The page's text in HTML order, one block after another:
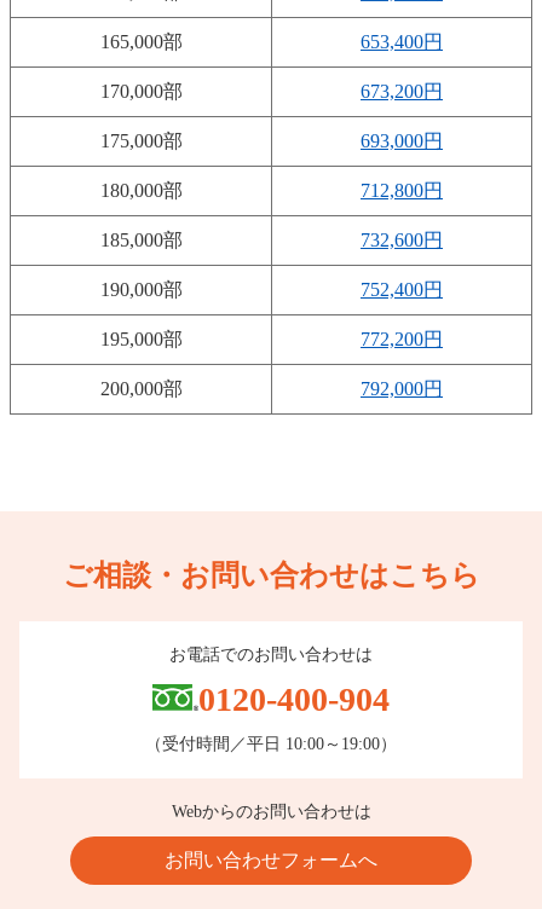
165,000部 653,400円
170,000部 673,200円
175,000部 693,000円
180,000部 712,800円
185,000部 732,600円
190,000部 752,400円
195,000部 772,200円
200,000部 792,000円
ご相談・お問い合わせはこちら
お電話でのお問い合わせは
0120-400-904
（受付時間／平日 10:00～19:00）
Webからのお問い合わせは
お問い合わせフォームへ